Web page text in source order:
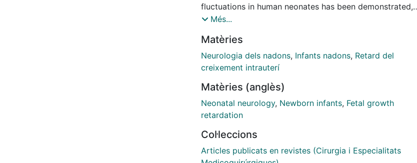
fluctuations in human neonates has been demonstrated,
although its potential to characterise pathologies of
study, we used intrauterine growth restriction (IUGR) as a
model of altered neurodevelopment due to prenatal
condition to show the suitability of brain networks to
Particularly, we analysed resting-state fMRI signal of 20
neonates with IUGR and 13 controls, obtaining whole-
brain functional networks based on correlations of blood
regions of an anatomical atlas (AAL). Characterisation of
the networks obtained with graph theoretical features
Més...
Matèries
Neurologia dels nadons, Infants nadons, Retard del
creixement intrauterí
Matèries (anglès)
Neonatal neurology, Newborn infants, Fetal growth
retardation
Col·leccions
Articles publicats en revistes (Cirurgia i Especialitats